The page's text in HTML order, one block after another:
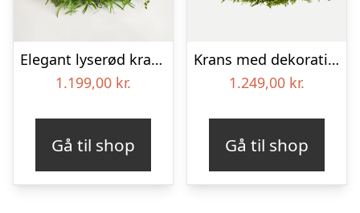
Elegant lyserød krans
1.199,00 kr.
Gå til shop
Krans med dekoration i klassisk stil – rød og hvid
1.249,00 kr.
Gå til shop